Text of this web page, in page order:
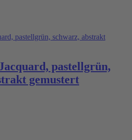
pastellgrün,
gemustert